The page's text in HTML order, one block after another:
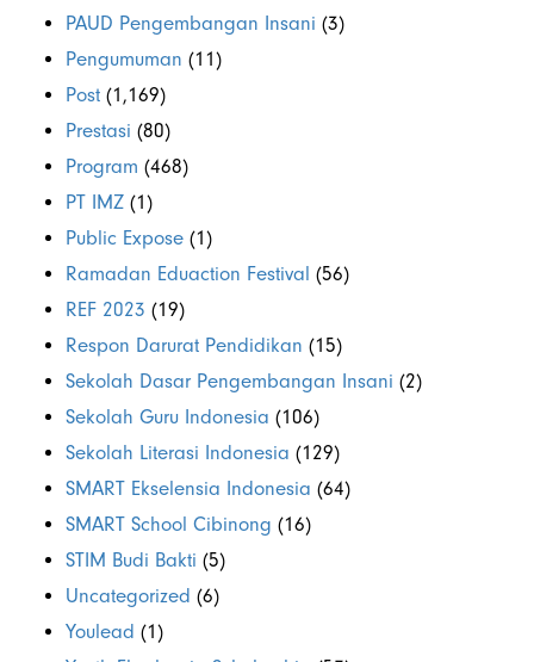
PAUD Pengembangan Insani (3)
Pengumuman (11)
Post (1,169)
Prestasi (80)
Program (468)
PT IMZ (1)
Public Expose (1)
Ramadan Eduaction Festival (56)
REF 2023 (19)
Respon Darurat Pendidikan (15)
Sekolah Dasar Pengembangan Insani (2)
Sekolah Guru Indonesia (106)
Sekolah Literasi Indonesia (129)
SMART Ekselensia Indonesia (64)
SMART School Cibinong (16)
STIM Budi Bakti (5)
Uncategorized (6)
Youlead (1)